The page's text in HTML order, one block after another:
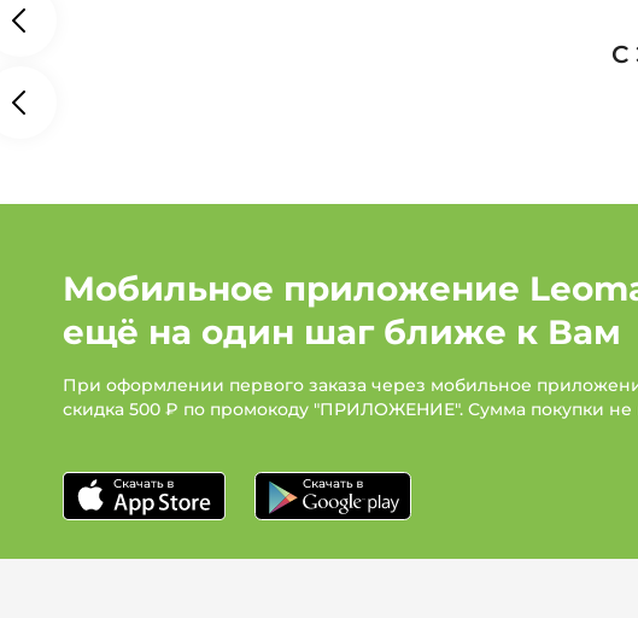
С
Мобильное приложение
ещё на один шаг ближе к Вам
При оформлении первого заказа через мобильное
скидка 500 ₽ по промокоду "ПРИЛОЖЕНИЕ". Сумма покупки не